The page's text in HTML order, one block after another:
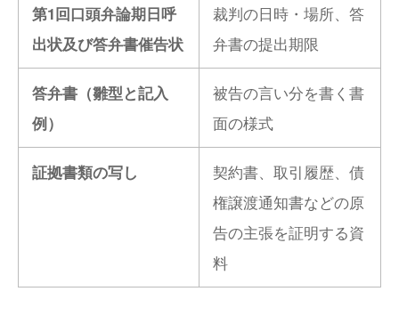
第1回口頭弁論期日呼
出状及び答弁書催告状
裁判の日時・場所、答
弁書の提出期限
答弁書（雛型と記入
例）
被告の言い分を書く書
面の様式
証拠書類の写し
契約書、取引履歴、債
権譲渡通知書などの原
告の主張を証明する資
料